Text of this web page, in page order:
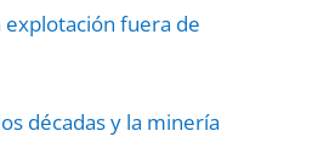
explotación fuera de
décadas y la minería